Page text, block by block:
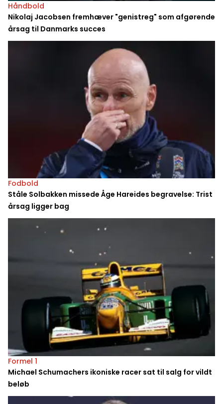
Håndbold
Nikolaj Jacobsen fremhæver "genistreg" som afgørende
årsag til Danmarks succes
Fodbold
Ståle Solbakken missede Åge Hareides begravelse: Trist
årsag ligger bag
Formel 1
Michael Schumachers ikoniske racer sat til salg for vildt
beløb